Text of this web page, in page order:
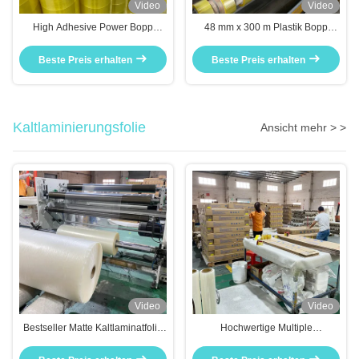
Video
High Adhesive Power Bopp
Kartonversiegelungsteppich
Beste Preis erhalten
Video
48 mm x 300 m Plastik Bopp
Versiegelungsteppich
Beste Preis erhalten
Kaltlaminierungsfolie Ansicht mehr > >
Video
Bestseller Matte Kaltlaminatfolie
Lieferant
Video
Hochwertige Multiple
Kaltlaminiert Film Fabrik